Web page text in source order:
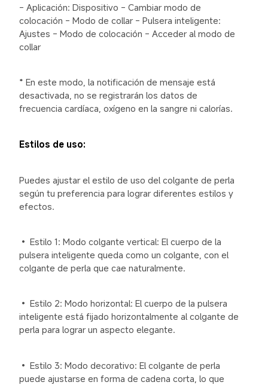
- Aplicación: Dispositivo - Cambiar modo de
colocación - Modo de collar - Pulsera inteligente:
Ajustes - Modo de colocación - Acceder al modo de
collar
* En este modo, la notificación de mensaje está
desactivada, no se registrarán los datos de
frecuencia cardíaca, oxígeno en la sangre ni calorías.
Estilos de uso:
Puedes ajustar el estilo de uso del colgante de perla
según tu preferencia para lograr diferentes estilos y
efectos.
• Estilo 1: Modo colgante vertical: El cuerpo de la
pulsera inteligente queda como un colgante, con el
colgante de perla que cae naturalmente.
• Estilo 2: Modo horizontal: El cuerpo de la pulsera
inteligente está fijado horizontalmente al colgante de
perla para lograr un aspecto elegante.
• Estilo 3: Modo decorativo: El colgante de perla
puede ajustarse en forma de cadena corta, lo que